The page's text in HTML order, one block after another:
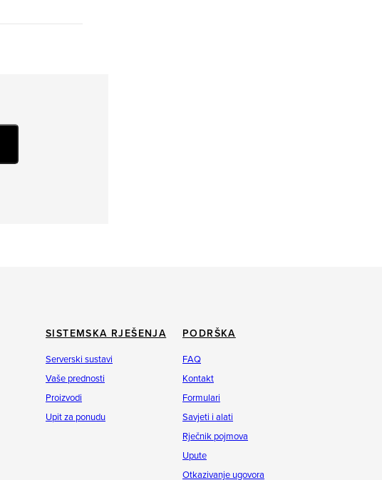
SISTEMSKA RJEŠENJA
Serverski sustavi
Vaše prednosti
Proizvodi
Upit za ponudu
PODRŠKA
FAQ
Kontakt
Formulari
Savjeti i alati
Rječnik pojmova
Upute
Otkazivanje ugovora